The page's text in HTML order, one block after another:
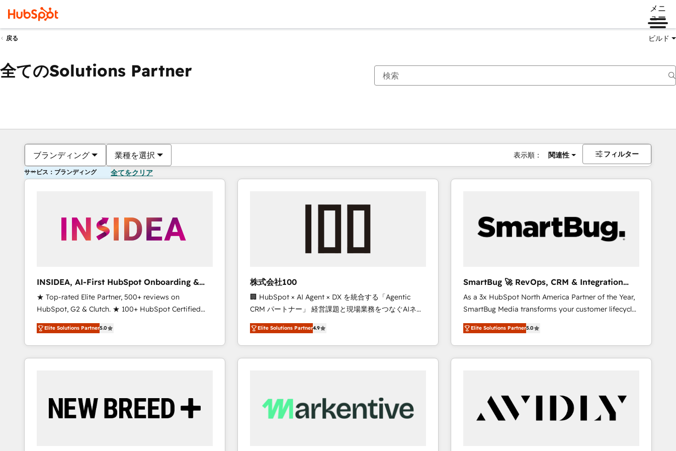
メニ
ュー
戻る ビルド
全てのSolutions Partner
ブランディング 業種を選択 表示順： 関連性 フィルター
サービス：ブランディング 全てをクリア
INSIDEA, AI-First HubSpot Onboarding &
RevOps
★ Top-rated Elite Partner, 500+ reviews on
HubSpot, G2 & Clutch. ★ 100+ HubSpot Certified
Experts & Trainers across the team ★ 1,500+
implementations across five continents ★ AI-First,
RevOps-led, Onboarding obsessed ★ Company of
the Year 2024/25 INSIDEA helps growing companies
your time zone. What we do ➤ Onboarding: Live in
weeks, with workflows built around your business,
Elite Solutions Partner5.0
株式会社100
🏢 HubSpot × AI Agent × DX を統合する「Agentic
CRM パートナー」 経営課題と現場業務をつなぐAIネイ
ティブ・エージェンシーとして、HubSpot Eliteの実装
力で顧客フロント業務を再設計します。 💡 100inc は何
をする会社か？ HubSpotを共通基盤に、AIエージェン
トを組み込んだ顧客フロント業務（マーケティング・営
を、CRMを軸とした全社共通基盤に再構築します。意
思決定者・PMO・現場担当者に並走します。 1️⃣
Elite Solutions Partner4.9
SmartBug 🚀 RevOps, CRM & Integration
Experts
As a 3x HubSpot North America Partner of the Year,
SmartBug Media transforms your customer lifecycle
into a revenue engine. Our unified ecosystem
includes specialized divisions Globalia (AI &
Software) and Point Success Media (Paid Media),
making this the official home for all three brands. 🔄
technical development team. - 19 HubSpot-certified
trainers to drive platform adoption. 📈 Revenue
Generation - Full-funnel marketing and high-
Elite Solutions Partner5.0
現在の場所ページ
ページページページページページページページページページページ